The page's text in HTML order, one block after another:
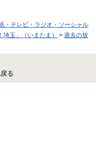
・テレビ・ラジオ・ソーシャル
玉」（いまたま） > 過去の放
る